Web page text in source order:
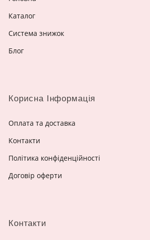
Контакти
Каталог
Система знижок
Блог
Корисна Інформація
Оплата та доставка
Контакти
Політика конфіденційності
Договір оферти